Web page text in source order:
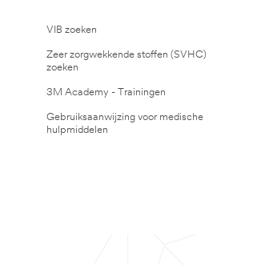
VIB zoeken
Zeer zorgwekkende stoffen (SVHC)
zoeken
3M Academy - Trainingen
Gebruiksaanwijzing voor medische
hulpmiddelen